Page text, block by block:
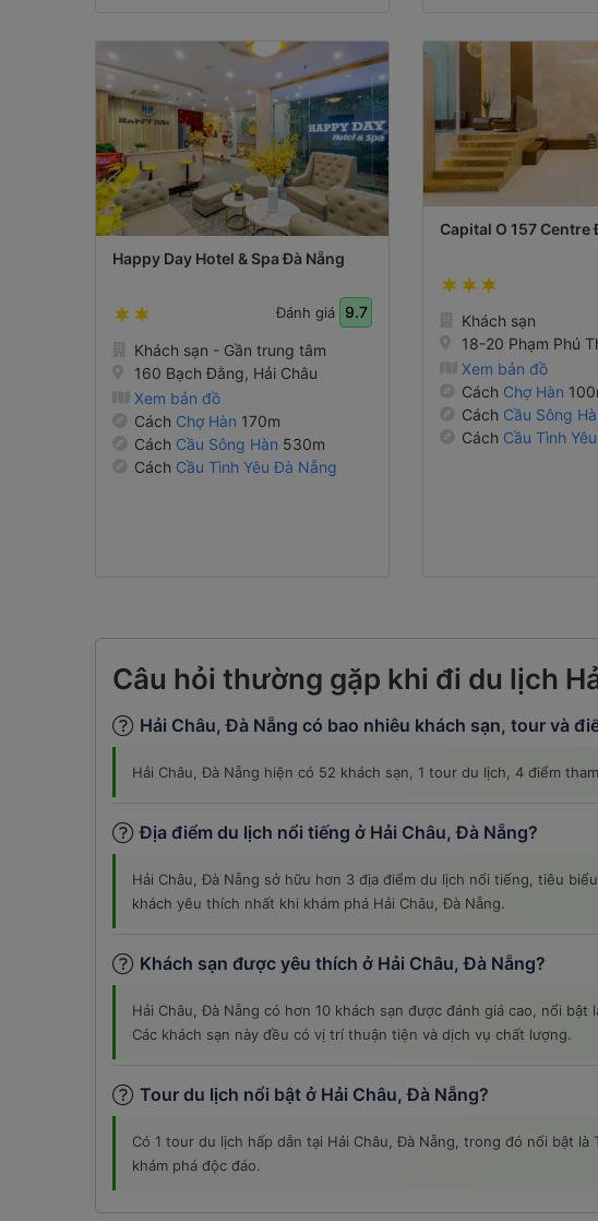
Happy Day Hotel & Spa Đà Nẵng
Đánh giá 9.7
Khách sạn - Gần trung tâm
160 Bạch Đằng, Hải Châu
Xem bản đồ
Cách Chợ Hàn 170m
Cách Cầu Sông Hàn 530m
Cách Cầu Tình Yêu Đà Nẵng
Capital O 157 Centre
Khách sạn
18-20 Phạm Phú
Xem bản đồ
Cách Chợ Hàn
Cách Cầu Sông
Cách Cầu Tình
Câu hỏi thường gặp khi đi du lịch
Hải Châu, Đà Nẵng có bao nhiêu khách sạn, tour và
Hải Châu, Đà Nẵng hiện có 52 khách sạn, 1 tour du lịch, 4 điểm
Địa điểm du lịch nổi tiếng ở Hải Châu, Đà Nẵng?
Hải Châu, Đà Nẵng sở hữu hơn 3 địa điểm du lịch nổi tiếng, tiêu
khách yêu thích nhất khi khám phá Hải Châu, Đà Nẵng.
Khách sạn được yêu thích ở Hải Châu, Đà Nẵng?
Hải Châu, Đà Nẵng có hơn 10 khách sạn được đánh giá cao, nổi
Các khách sạn này đều có vị trí thuận tiện và dịch vụ chất lượng.
Tour du lịch nổi bật ở Hải Châu, Đà Nẵng?
Có 1 tour du lịch hấp dẫn tại Hải Châu, Đà Nẵng, trong đó nổi bật
khám phá độc đáo.